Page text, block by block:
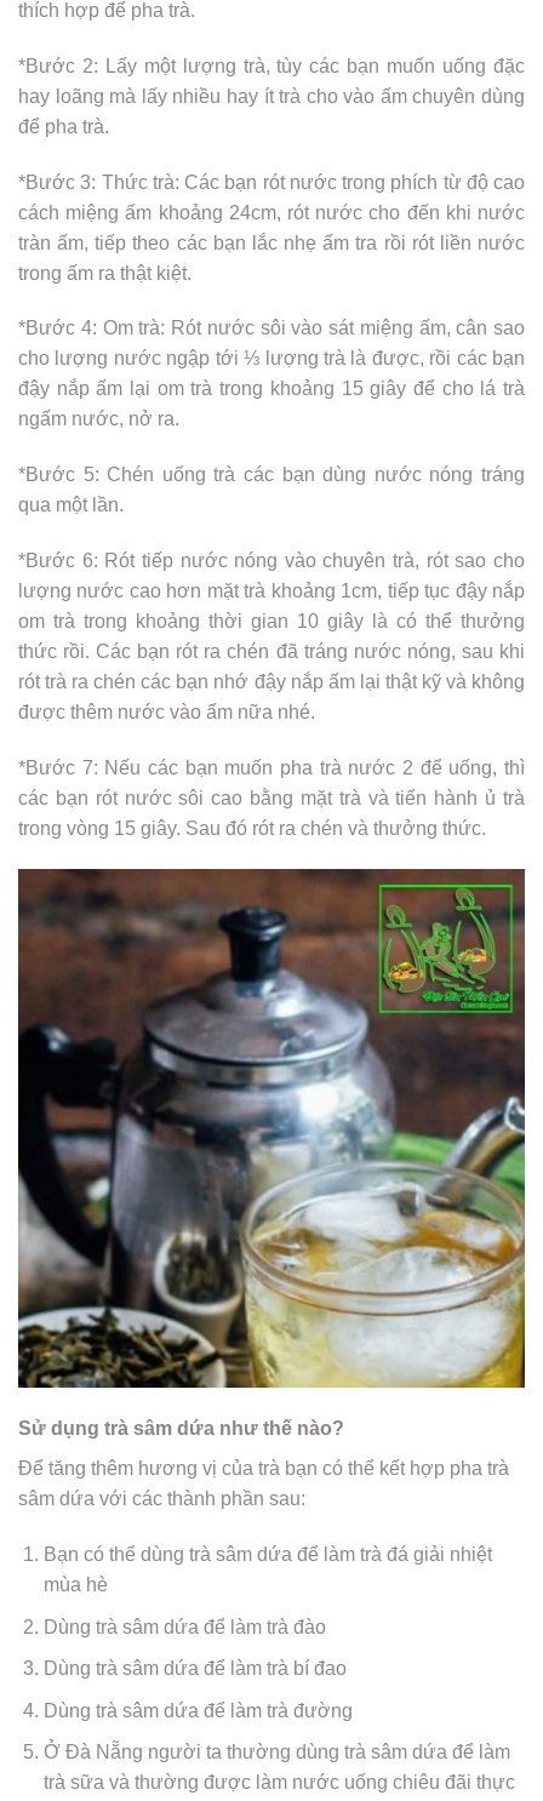
thích hợp để pha trà.
*Bước 2: Lấy một lượng trà, tùy các bạn muốn uống đặc
hay loãng mà lấy nhiều hay ít trà cho vào ấm chuyên dùng
để pha trà.
*Bước 3: Thức trà: Các bạn rót nước trong phích từ độ cao
cách miệng ấm khoảng 24cm, rót nước cho đến khi nước
tràn ấm, tiếp theo các bạn lắc nhẹ ấm tra rồi rót liền nước
trong ấm ra thật kiệt.
*Bước 4: Om trà: Rót nước sôi vào sát miệng ấm, cân sao
cho lượng nước ngập tới ⅓ lượng trà là được, rồi các bạn
đậy nắp ấm lại om trà trong khoảng 15 giây để cho lá trà
ngấm nước, nở ra.
*Bước 5: Chén uống trà các bạn dùng nước nóng tráng
qua một lần.
*Bước 6: Rót tiếp nước nóng vào chuyên trà, rót sao cho
lượng nước cao hơn mặt trà khoảng 1cm, tiếp tục đậy nắp
om trà trong khoảng thời gian 10 giây là có thể thưởng
thức rồi. Các bạn rót ra chén đã tráng nước nóng, sau khi
rót trà ra chén các bạn nhớ đậy nắp ấm lại thật kỹ và không
được thêm nước vào ấm nữa nhé.
*Bước 7: Nếu các bạn muốn pha trà nước 2 để uống, thì
các bạn rót nước sôi cao bằng mặt trà và tiến hành ủ trà
trong vòng 15 giây. Sau đó rót ra chén và thưởng thức.
Sử dụng trà sâm dứa như thế nào?
Để tăng thêm hương vị của trà bạn có thể kết hợp pha trà
sâm dứa với các thành phần sau:
Bạn có thể dùng trà sâm dứa để làm trà đá giải nhiệt
mùa hè
Dùng trà sâm dứa để làm trà đào
Dùng trà sâm dứa để làm trà bí đao
Dùng trà sâm dứa để làm trà đường
Ở Đà Nẵng người ta thường dùng trà sâm dứa để làm
trà sữa và thường được làm nước uống chiêu đãi thực